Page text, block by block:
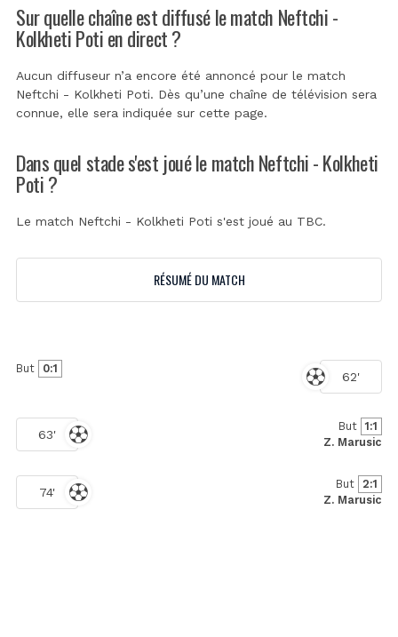
Sur quelle chaîne est diffusé le match Neftchi -
Kolkheti Poti en direct ?
Aucun diffuseur n’a encore été annoncé pour le match
Neftchi - Kolkheti Poti. Dès qu’une chaîne de télévision sera
connue, elle sera indiquée sur cette page.
Dans quel stade s'est joué le match Neftchi - Kolkheti
Poti ?
Le match Neftchi - Kolkheti Poti s'est joué au TBC.
RÉSUMÉ DU MATCH
62'
But 0:1
63'
But 1:1
Z. Marusic
74'
But 2:1
Z. Marusic